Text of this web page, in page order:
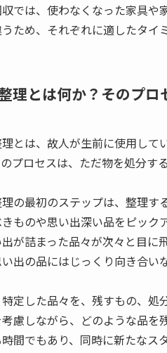
では、使わなくなった家具や
ため、それぞれに適したタイ
理とは何か？そのプロ
とは、故人が生前に使用して
プロセスは、ただ物を処分す
の最初のステップは、整理す
ものや思い出深い品をピック
が詰まった品々が次々と目に
出の品にはじっくり向き合い
定した品々を、残すもの、処
慮しながら、どのような品を
間でもあり、同時に新たなス